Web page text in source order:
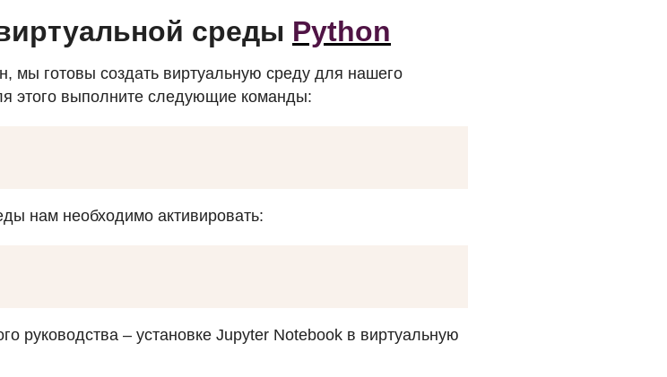
среды Python
мы готовы создать виртуальную среду для нашего
этого выполните следующие команды:
нам необходимо активировать:
руководства – установке Jupyter Notebook в виртуальную